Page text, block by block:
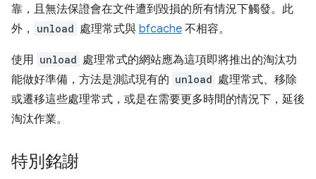
靠，且無法保證會在文件遭到毀損的所有情況下觸發。此
外，
unload 處理常式與 bfcache 不相容。
使用 unload 處理常式的網站應為這項即將推出的淘汰功
能做好準備，方法是測試現有的 unload 處理常式、移除
或遷移這些處理常式，或是在需要更多時間的情況下，延後
淘汰作業。
特別銘謝